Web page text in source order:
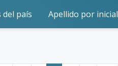
del país Apellido por inicial